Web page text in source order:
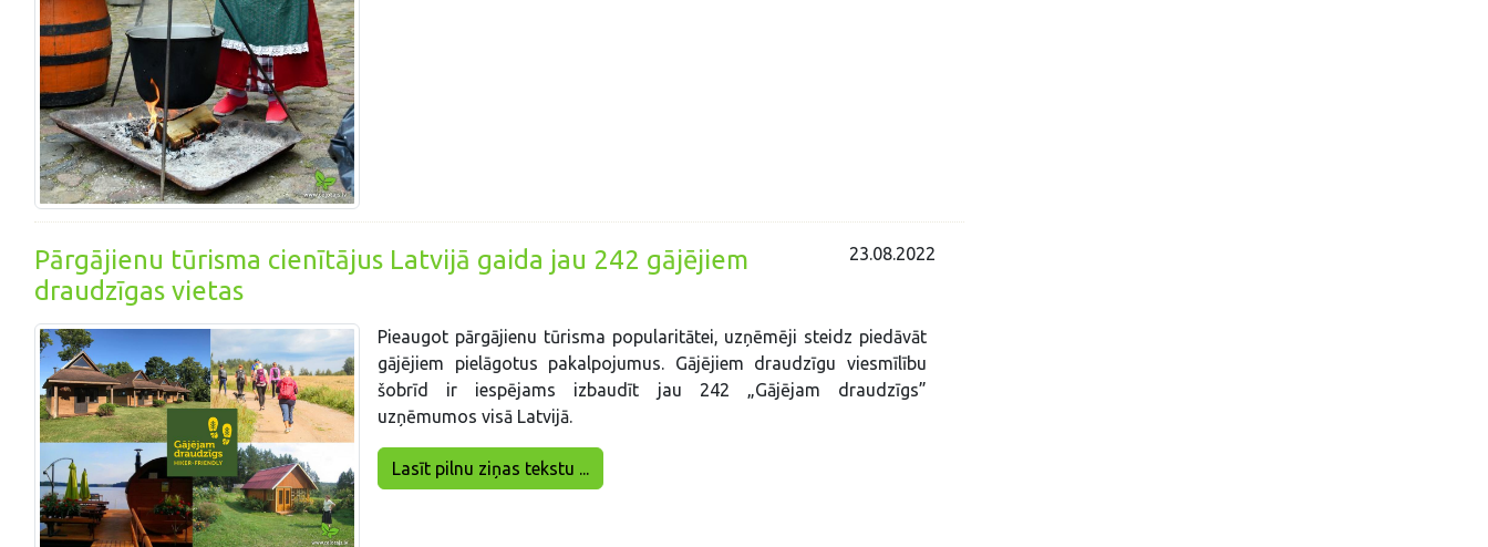
Pārgājienu tūrisma cienītājus Latvijā gaida jau 242 gājējiem
draudzīgas vietas
23.08.2022
Pieaugot pārgājienu tūrisma popularitātei, uzņēmēji steidz piedāvāt
gājējiem pielāgotus pakalpojumus. Gājējiem draudzīgu viesmīlību
šobrīd ir iespējams izbaudīt jau 242 „Gājējam draudzīgs”
uzņēmumos visā Latvijā.
Lasīt pilnu ziņas tekstu ...